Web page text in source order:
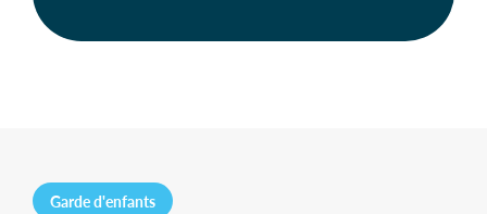
Garde d'enfants